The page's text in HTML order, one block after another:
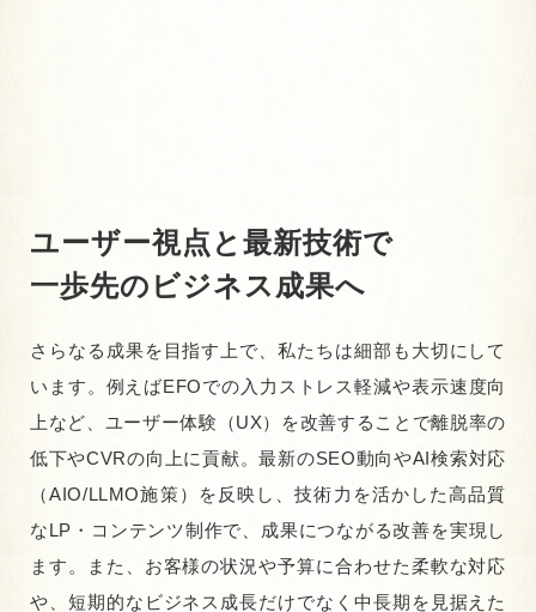
ユーザー視点と最新技術で
一歩先のビジネス成果へ
さらなる成果を目指す上で、私たちは細部も大切にして
います。例えばEFOでの入力ストレス軽減や表示速度向
上など、ユーザー体験（UX）を改善することで離脱率の
低下やCVRの向上に貢献。最新のSEO動向やAI検索対応
（AIO/LLMO施策）を反映し、技術力を活かした高品質
なLP・コンテンツ制作で、成果につながる改善を実現し
ます。また、お客様の状況や予算に合わせた柔軟な対応
や、短期的なビジネス成長だけでなく中長期を見据えた